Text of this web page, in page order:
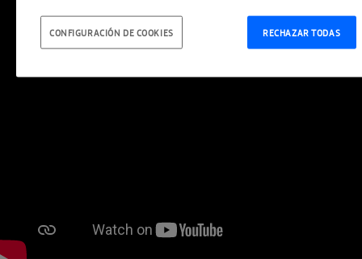
RECHAZAR TODAS
CONFIGURACIÓN DE COOKIES